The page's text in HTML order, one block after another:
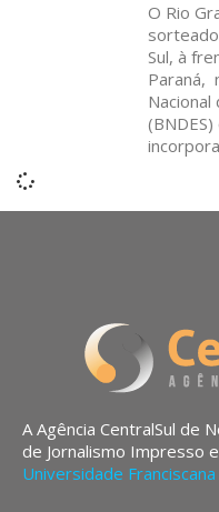
O Rio
Sul, à
Paraná,
A Agência CentralSul de
de Jornalismo Impresso
Universidade Franciscana